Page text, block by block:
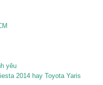
yêu
2014 hay Toyota Yaris